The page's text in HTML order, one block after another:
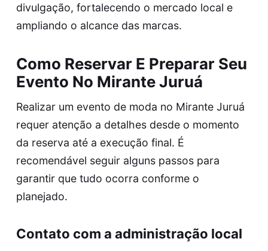
divulgação, fortalecendo o mercado local e
ampliando o alcance das marcas.
Como Reservar E Preparar Seu
Evento No Mirante Juruá
Realizar um evento de moda no Mirante Juruá
requer atenção a detalhes desde o momento
da reserva até a execução final. É
recomendável seguir alguns passos para
garantir que tudo ocorra conforme o
planejado.
Contato com a administração local